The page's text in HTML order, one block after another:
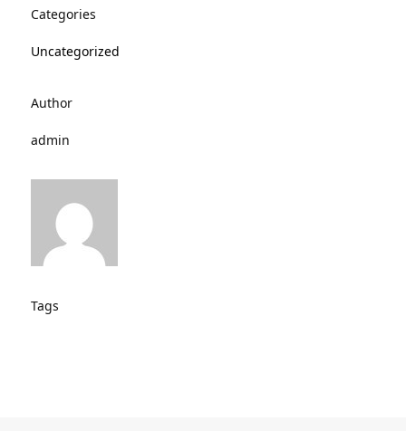
Categories
Uncategorized
Author
admin
Tags